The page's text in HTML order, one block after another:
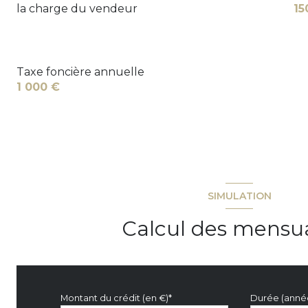
la charge du vendeur
Taxe foncière annuelle
1 000 €
SIMULATION
Calcul des
Montant du crédit (en €)* Durée